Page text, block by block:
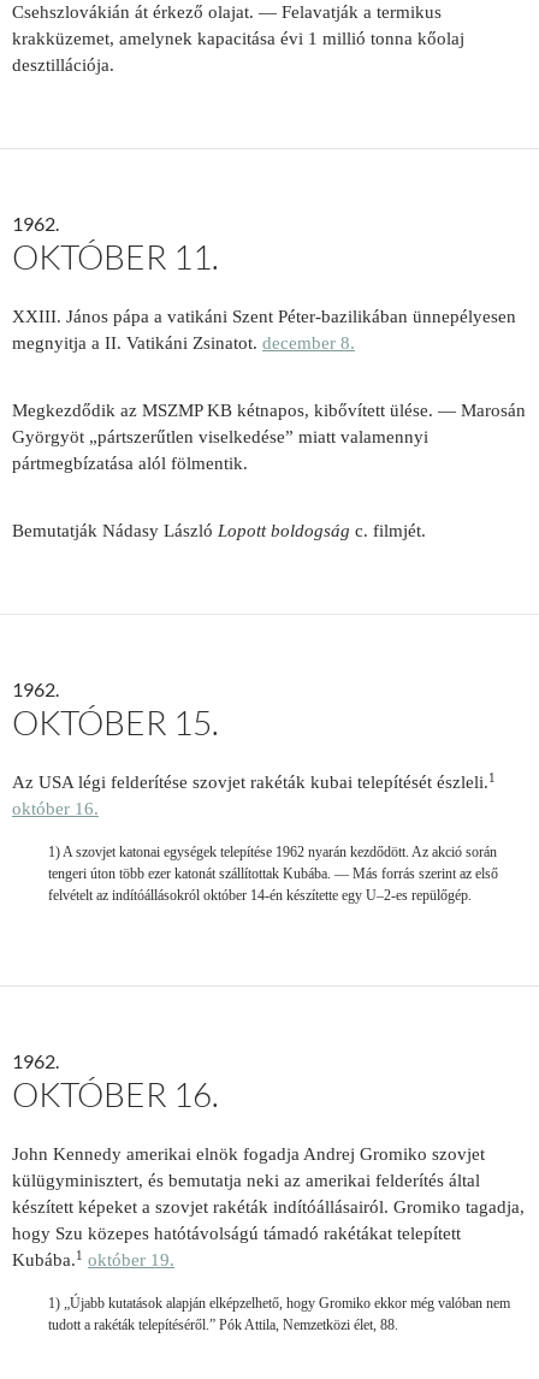
Csehszlovákián át érkező olajat. — Felavatják a termikus
krakküzemet, amelynek kapacitása évi 1 millió tonna kőolaj
desztillációja.
1962.
OKTÓBER 11.
XXIII. János pápa a vatikáni Szent Péter-bazilikában ünnepélyesen
megnyitja a II. Vatikáni Zsinatot. december 8.
Megkezdődik az MSZMP KB kétnapos, kibővített ülése. — Marosán
Györgyöt „pártszerűtlen viselkedése” miatt valamennyi
pártmegbízatása alól fölmentik.
Bemutatják Nádasy László Lopott boldogság c. filmjét.
1962.
OKTÓBER 15.
Az USA légi felderítése szovjet rakéták kubai telepítését észleli.1
október 16.
1) A szovjet katonai egységek telepítése 1962 nyarán kezdődött. Az akció során
tengeri úton több ezer katonát szállítottak Kubába. — Más forrás szerint az első
felvételt az indítóállásokról október 14-én készítette egy U–2-es repülőgép.
1962.
OKTÓBER 16.
John Kennedy amerikai elnök fogadja Andrej Gromiko szovjet
külügyminisztert, és bemutatja neki az amerikai felderítés által
készített képeket a szovjet rakéták indítóállásairól. Gromiko tagadja,
hogy Szu közepes hatótávolságú támadó rakétákat telepített
Kubába.1 október 19.
1) „Újabb kutatások alapján elképzelhető, hogy Gromiko ekkor még valóban nem
tudott a rakéták telepítéséről.” Pók Attila, Nemzetközi élet, 88.